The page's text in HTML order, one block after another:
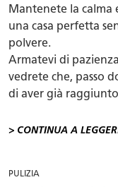
Mantenete la calma
una casa perfetta
polvere.
Armatevi di
vedrete che, passo
di aver già
> CONTINUA A
PULIZIA